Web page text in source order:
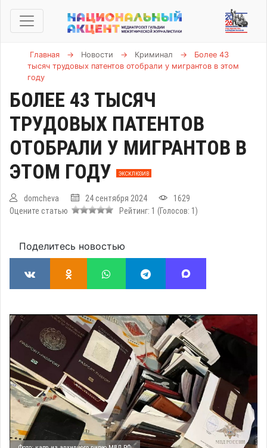
Главная → Новости → Криминал →
Более 43
тысяч трудовых патентов отобрали у мигрантов в этом
году
БОЛЕЕ 43 ТЫСЯЧ
ТРУДОВЫХ ПАТЕНТОВ
ОТОБРАЛИ У МИГРАНТОВ В
ЭТОМ ГОДУ
ЭКСКЛЮЗИВ
domcheva 24 сентября 2024
1629
Оцените статью
Рейтинг: 1 (Голосов: 1 )
Поделитесь новостью